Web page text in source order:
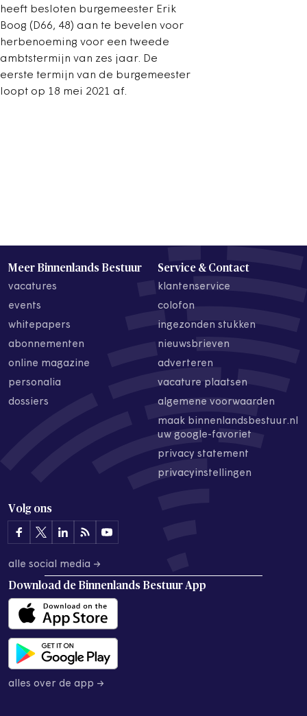
heeft besloten burgemeester Erik
Boog (D66, 48) aan te bevelen voor
herbenoeming voor een tweede
ambtstermijn van zes jaar. De
eerste termijn van de burgemeester
loopt op 18 mei 2021 af.
Meer Binnenlands Bestuur
vacatures
events
whitepapers
abonnementen
online magazine
personalia
dossiers
Service & Contact
klantenservice
colofon
ingezonden stukken
nieuwsbrieven
adverteren
vacature plaatsen
algemene voorwaarden
maak binnenlandsbestuur.nl
uw google-favoriet
privacy statement
privacyinstellingen
Volg ons
alle social media →
Download de Binnenlands Bestuur App
alles over de app →